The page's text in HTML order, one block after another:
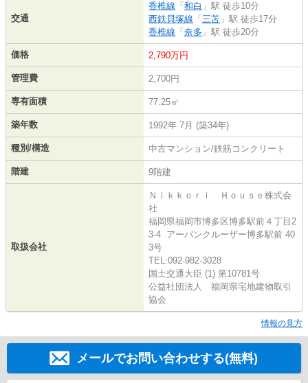
交通
香椎線 「 和白 」駅 徒歩10分
西鉄貝塚線 「 三苫 」駅 徒歩17分
香椎線 「 奈多 」駅 徒歩20分
価格 2,790万円
管理費 2,700円
専有面積 77.25㎡
築年数 1992年 7月 (築34年)
種別/構造 中古マンション/鉄筋コンクリート
階建 9階建
取扱会社
Ｎｉｋｋｏｒｉ Ｈｏｕｓｅ株式会
社
福岡県福岡市博多区博多駅前４丁目2
3-4 アーバンクルーザー博多駅前 40
3号
TEL:092-982-3028
国土交通大臣 (1) 第10781号
公益社団法人 福岡県宅地建物取引
協会
情報の見方
メールでお問い合わせする(無料)